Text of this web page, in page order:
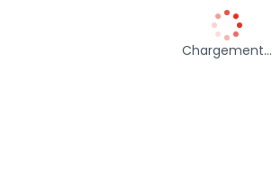
Chargement…